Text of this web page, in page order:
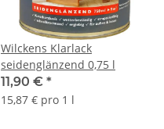
Wilckens Klarlack
seidenglänzend 0,75 l
11,90 € *
15,87 € pro 1 l